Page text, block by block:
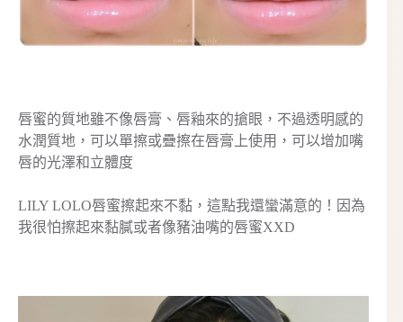
唇蜜的質地雖不像唇膏、唇釉來的搶眼，不過透明感的
水潤質地，可以單擦或疊擦在唇膏上使用，可以增加嘴
唇的光澤和立體度
LILY LOLO唇蜜擦起來不黏，這點我還蠻滿意的！因為
我很怕擦起來黏膩或者像豬油嘴的唇蜜XXD